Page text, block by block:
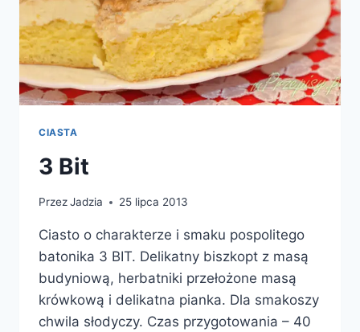
CIASTA
3 Bit
PrzezJadzia 25 lipca 2013
Ciasto o charakterze i smaku pospolitego
batonika 3 BIT. Delikatny biszkopt z masą
budyniową, herbatniki przełożone masą
krówkową i delikatna pianka. Dla smakoszy
chwila słodyczy. Czas przygotowania – 40